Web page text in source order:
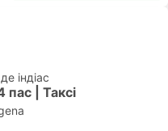
індіас
пас | Таксі